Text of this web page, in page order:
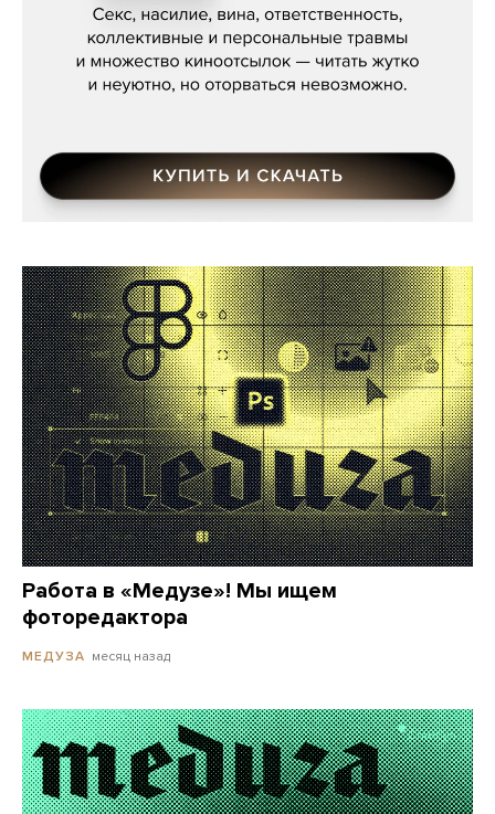
Работа в «Медузе»! Мы ищем
фоторедактора
МЕДУЗА месяц назад